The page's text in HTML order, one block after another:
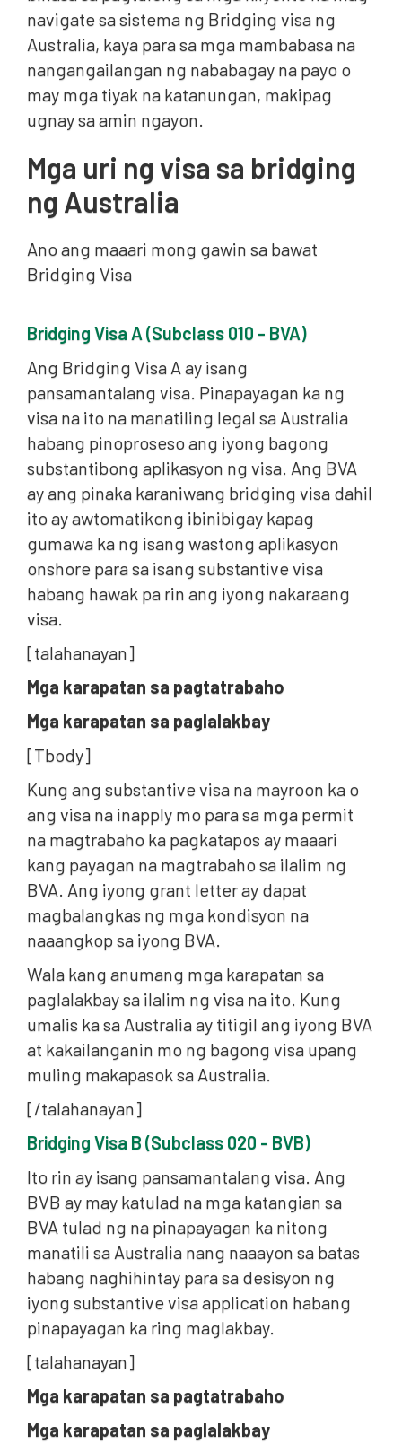
navigate sa sistema ng Bridging visa ng
Australia, kaya para sa mga mambabasa na
nangangailangan ng nababagay na payo o
may mga tiyak na katanungan, makipag
ugnay sa amin ngayon.
Mga uri ng visa sa bridging
ng Australia
Ano ang maaari mong gawin sa bawat
Bridging Visa
Bridging Visa A (Subclass 010 - BVA)
Ang Bridging Visa A ay isang
pansamantalang visa. Pinapayagan ka ng
visa na ito na manatiling legal sa Australia
habang pinoproseso ang iyong bagong
substantibong aplikasyon ng visa. Ang BVA
ay ang pinaka karaniwang bridging visa dahil
ito ay awtomatikong ibinibigay kapag
gumawa ka ng isang wastong aplikasyon
onshore para sa isang substantive visa
habang hawak pa rin ang iyong nakaraang
visa.
[talahanayan]
Mga karapatan sa pagtatrabaho
Mga karapatan sa paglalakbay
[Tbody]
Kung ang substantive visa na mayroon ka o
ang visa na inapply mo para sa mga permit
na magtrabaho ka pagkatapos ay maaari
kang payagan na magtrabaho sa ilalim ng
BVA. Ang iyong grant letter ay dapat
magbalangkas ng mga kondisyon na
naaangkop sa iyong BVA.
Wala kang anumang mga karapatan sa
paglalakbay sa ilalim ng visa na ito. Kung
umalis ka sa Australia ay titigil ang iyong BVA
at kakailanganin mo ng bagong visa upang
muling makapasok sa Australia.
[/talahanayan]
Bridging Visa B (Subclass 020 - BVB)
Ito rin ay isang pansamantalang visa. Ang
BVB ay may katulad na mga katangian sa
BVA tulad ng na pinapayagan ka nitong
manatili sa Australia nang naaayon sa batas
habang naghihintay para sa desisyon ng
iyong substantive visa application habang
pinapayagan ka ring maglakbay.
[talahanayan]
Mga karapatan sa pagtatrabaho
Mga karapatan sa paglalakbay